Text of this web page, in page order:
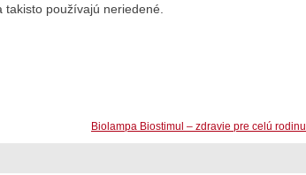
používajú neriedené.
Biolampa Biostimul – zdravie pre celú rodinu